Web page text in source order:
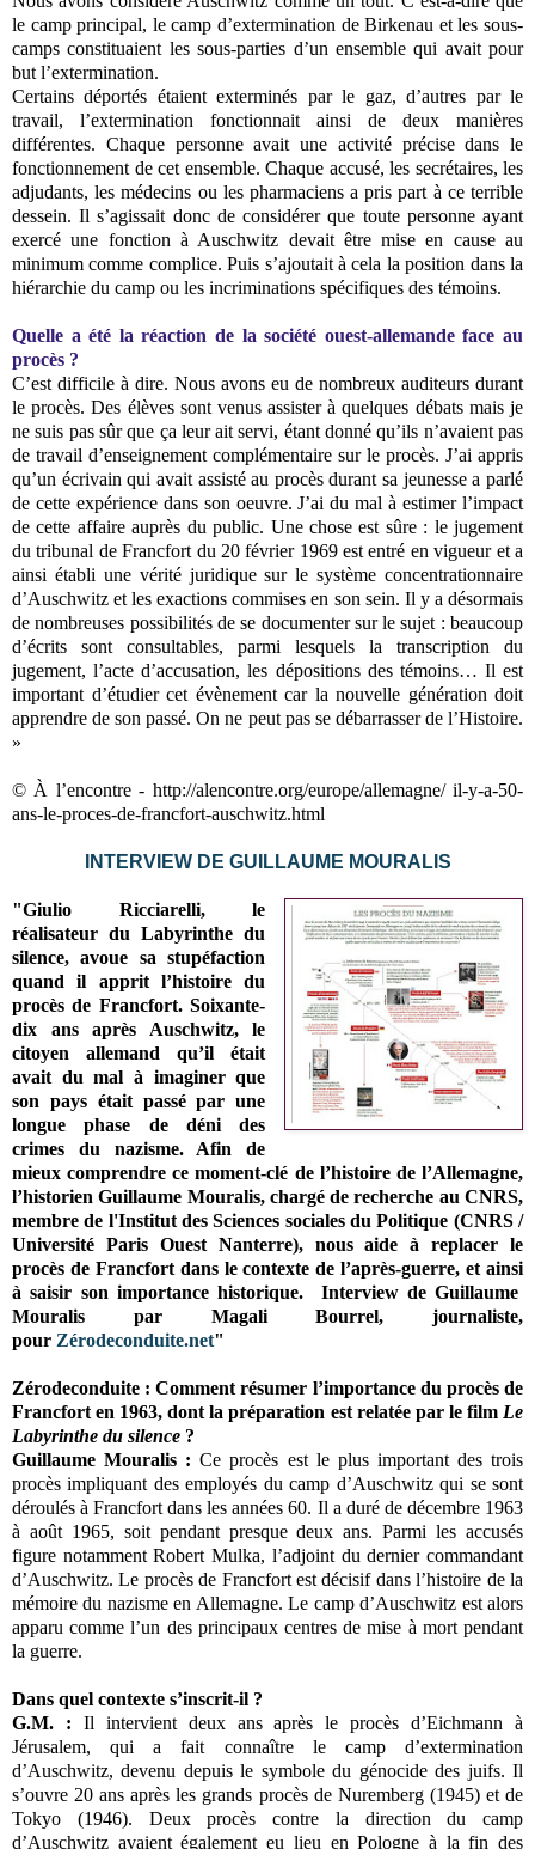
le camp principal, le camp d’extermination de Birkenau et les sous-
camps constituaient les sous-parties d’un ensemble qui avait pour
but l’extermination.
Certains déportés étaient exterminés par le gaz, d’autres par le
travail, l’extermination fonctionnait ainsi de deux manières
différentes. Chaque personne avait une activité précise dans le
fonctionnement de cet ensemble. Chaque accusé, les secrétaires, les
adjudants, les médecins ou les pharmaciens a pris part à ce terrible
dessein. Il s’agissait donc de considérer que toute personne ayant
exercé une fonction à Auschwitz devait être mise en cause au
minimum comme complice. Puis s’ajoutait à cela la position dans la
hiérarchie du camp ou les incriminations spécifiques des témoins.
Quelle a été la réaction de la société ouest-allemande face au
procès ?
C’est difficile à dire. Nous avons eu de nombreux auditeurs durant
le procès. Des élèves sont venus assister à quelques débats mais je
ne suis pas sûr que ça leur ait servi, étant donné qu’ils n’avaient pas
de travail d’enseignement complémentaire sur le procès. J’ai appris
qu’un écrivain qui avait assisté au procès durant sa jeunesse a parlé
de cette expérience dans son oeuvre. J’ai du mal à estimer l’impact
de cette affaire auprès du public. Une chose est sûre : le jugement
du tribunal de Francfort du 20 février 1969 est entré en vigueur et a
ainsi établi une vérité juridique sur le système concentrationnaire
d’Auschwitz et les exactions commises en son sein. Il y a désormais
de nombreuses possibilités de se documenter sur le sujet : beaucoup
d’écrits sont consultables, parmi lesquels la transcription du
jugement, l’acte d’accusation, les dépositions des témoins… Il est
important d’étudier cet évènement car la nouvelle génération doit
apprendre de son passé. On ne peut pas se débarrasser de l’Histoire.
»
© À l’encontre - http://alencontre.org/europe/allemagne/ il-y-a-50-
ans-le-proces-de-francfort-auschwitz.html
INTERVIEW DE GUILLAUME MOURALIS
"Giulio Ricciarelli, le
réalisateur du Labyrinthe du
silence, avoue sa stupéfaction
quand il apprit l’histoire du
procès de Francfort. Soixante-
dix ans après Auschwitz, le
citoyen allemand qu’il était
avait du mal à imaginer que
son pays était passé par une
longue phase de déni des
crimes du nazisme. Afin de
mieux comprendre ce moment-clé de l’histoire de l’Allemagne,
l’historien Guillaume Mouralis, chargé de recherche au CNRS,
membre de l'Institut des Sciences sociales du Politique (CNRS /
Université Paris Ouest Nanterre),nous aide à replacer le
procès de Francfort dans le contexte de l’après-guerre, et ainsi
à saisir son importance historique.
Interview de Guillaume
Mouralis par Magali Bourrel, journaliste,
pour Zérodeconduite.net"
Zérodeconduite : Comment résumer l’importance du procès de
Francfort en 1963, dont la préparation est relatée par le film Le
Labyrinthe du silence ?
Guillaume Mouralis : Ce procès est le plus important des trois
procès impliquant des employés du camp d’Auschwitz qui se sont
déroulés à Francfort dans les années 60. Il a duré de décembre 1963
à août 1965, soit pendant presque deux ans. Parmi les accusés
figure notamment Robert Mulka, l’adjoint du dernier commandant
d’Auschwitz. Le procès de Francfort est décisif dans l’histoire de la
mémoire du nazisme en Allemagne. Le camp d’Auschwitz est alors
apparu comme l’un des principaux centres de mise à mort pendant
la guerre.
Dans quel contexte s’inscrit-il ?
G.M. : Il intervient deux ans après le procès d’Eichmann à
Jérusalem, qui a fait connaître le camp d’extermination
d’Auschwitz, devenu depuis le symbole du génocide des juifs. Il
s’ouvre 20 ans après les grands procès de Nuremberg (1945) et de
Tokyo (1946). Deux procès contre la direction du camp
d’Auschwitz avaient également eu lieu en Pologne à la fin des